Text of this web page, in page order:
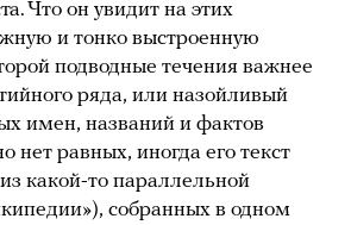
Что он увидит на этих
и тонко выстроенную
подводные течения важнее
ряда, или назойливый
имен, названий и фактов
нет равных, иногда его текст
какой-то параллельной
собранных в одном